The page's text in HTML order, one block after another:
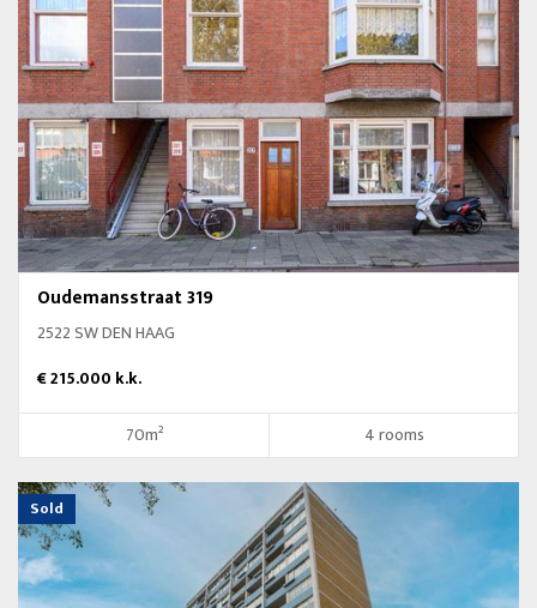
Oudemansstraat 319
2522 SW DEN HAAG
€ 215.000 k.k.
70m² 4 rooms
Sold